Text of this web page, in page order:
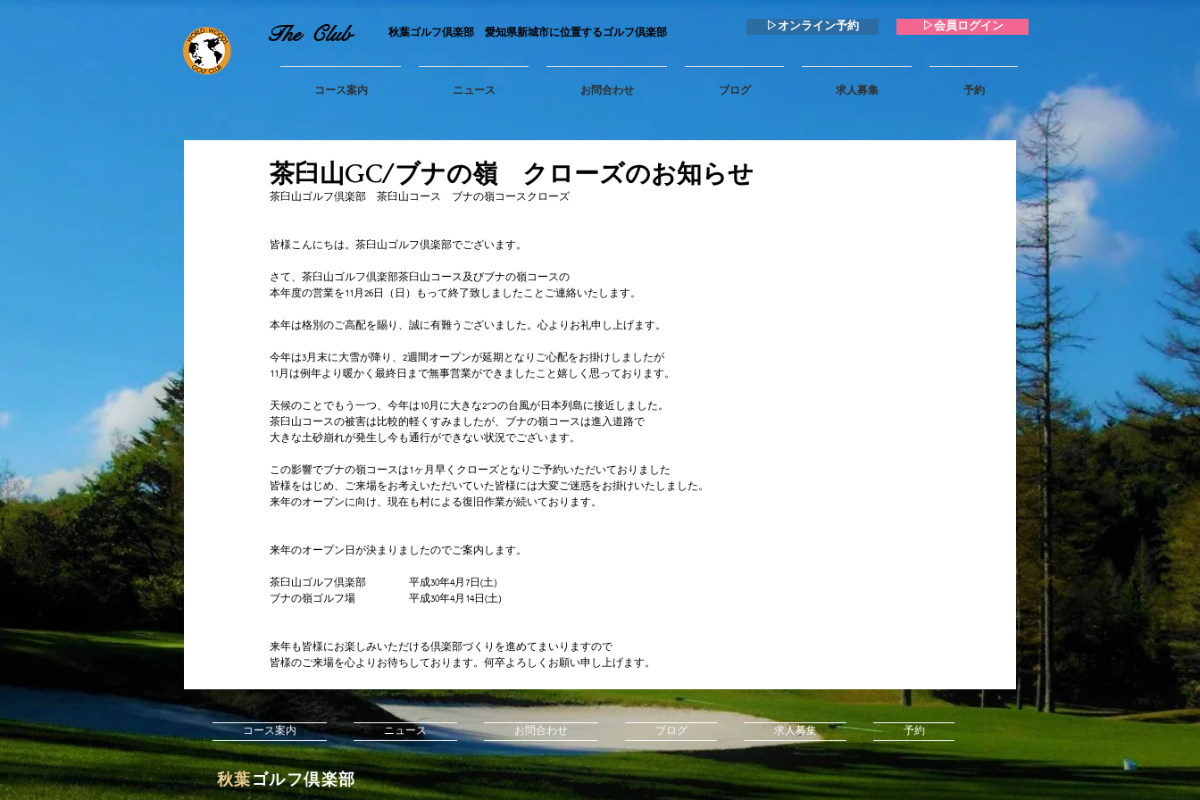
The Club ​秋葉ゴルフ倶楽部 愛知県新城市に位置するゴルフ倶楽部 ▷オンライン予約 ▷会員ログイン
コース案内 ニュース お問合わせ ブログ 求人募集 予約
茶臼山GC/ブナの嶺 クローズのお知らせ
茶臼山ゴルフ倶楽部　茶臼山コース　ブナの嶺コースクローズ
皆様こんにちは。茶臼山ゴルフ倶楽部でございます。
さて、茶臼山ゴルフ倶楽部茶臼山コース及びブナの嶺コースの
本年度の営業を11月26日（日）もって終了致しましたことご連絡いたします。
本年は格別のご高配を賜り、誠に有難うございました。心よりお礼申し上げます。
今年は3月末に大雪が降り、2週間オープンが延期となりご心配をお掛けしましたが
11月は例年より暖かく最終日まで無事営業ができましたこと嬉しく思っております。
天候のことでもう一つ、今年は10月に大きな2つの台風が日本列島に接近しました。
茶臼山コースの被害は比較的軽くすみましたが、ブナの嶺コースは進入道路で
大きな土砂崩れが発生し今も通行ができない状況でございます。
この影響でブナの嶺コースは1ヶ月早くクローズとなりご予約いただいておりました
皆様をはじめ、ご来場をお考えいただいていた皆様には大変ご迷惑をお掛けいたしました。
来年のオープンに向け、現在も村による復旧作業が続いております。
来年のオープン日が決まりましたのでご案内します。
茶臼山ゴルフ倶楽部　　　　平成30年4月7日(土)
ブナの嶺ゴルフ場　　　　　平成30年4月14日(土)
来年も皆様にお楽しみいただける倶楽部づくりを進めてまいりますので
皆様のご来場を心よりお待ちしております。何卒よろしくお願い申し上げます。
コース案内 ニュース お問合わせ ブログ 求人募集 予約
​秋葉ゴルフ倶楽部